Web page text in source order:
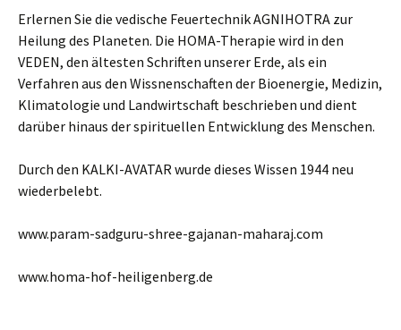
Erlernen Sie die vedische Feuertechnik AGNIHOTRA zur
Heilung des Planeten. Die HOMA-Therapie wird in den
VEDEN, den ältesten Schriften unserer Erde, als ein
Verfahren aus den Wissnenschaften der Bioenergie, Medizin,
Klimatologie und Landwirtschaft beschrieben und dient
darüber hinaus der spirituellen Entwicklung des Menschen.
Durch den KALKI-AVATAR wurde dieses Wissen 1944 neu
wiederbelebt.
www.param-sadguru-shree-gajanan-maharaj.com
www.homa-hof-heiligenberg.de